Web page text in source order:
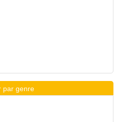
par genre